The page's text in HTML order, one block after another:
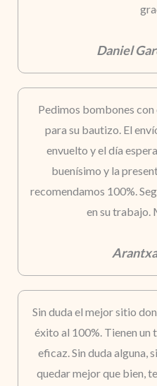
Daniel
Pedimos bombones
para su bautizo. El
envuelto y el día
buenísimo y la
recomendamos 100%.
en su trabajo.
Sin duda el mejor sitio
éxito al 100%. Tienen
eficaz. Sin duda alguna,
quedar mejor que bien,